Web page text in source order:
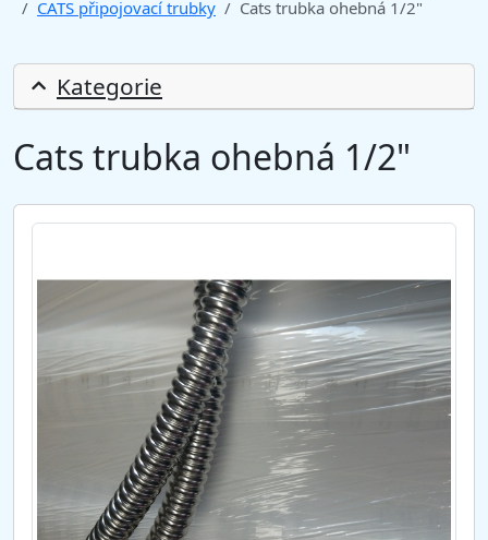
CATS připojovací trubky
Cats trubka ohebná 1/2"
Kategorie
Cats trubka ohebná 1/2"